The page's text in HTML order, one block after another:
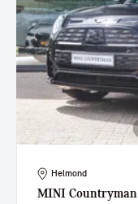
Helmond
MINI Countryman